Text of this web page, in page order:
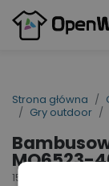
Strona główna
Gry outdoor
MO6523-
154273